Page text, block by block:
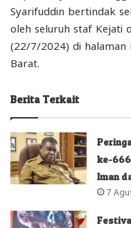
Syarifuddin bertindak
oleh seluruh staf Kejati
(22/7/2024) di halaman
Barat.
Berita Terkait
ke-
Iman
7